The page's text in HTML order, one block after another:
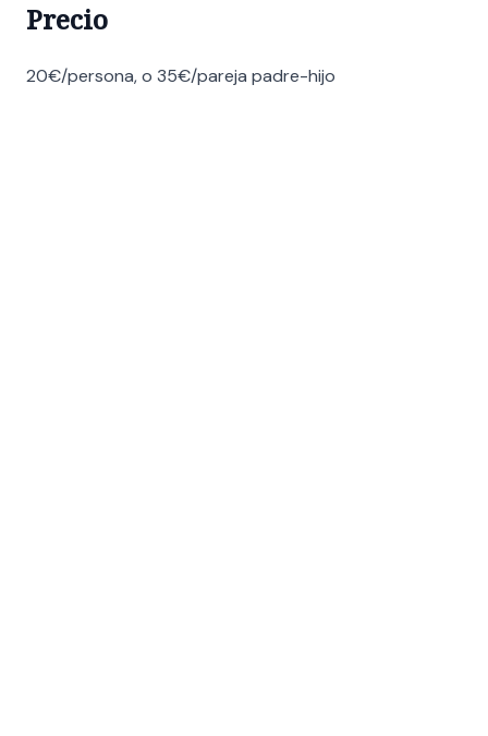
Precio
20€/persona, o 35€/pareja padre-hijo